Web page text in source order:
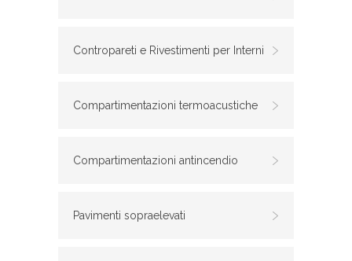
Contropareti e Rivestimenti per Interni
Compartimentazioni termoacustiche
Compartimentazioni antincendio
Pavimenti sopraelevati